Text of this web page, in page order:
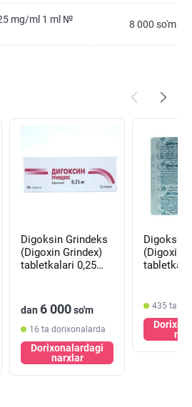
mg/ml 1 ml №
8 000 so'm
Digoksin Grindeks
(Digoxin Grindex)
tabletkalari 0,25
dan 6 000so'm
16 ta dorixonalarda
Dorixonalardagi
narxlar
Digoksin-
(Digoxin-
435 ta